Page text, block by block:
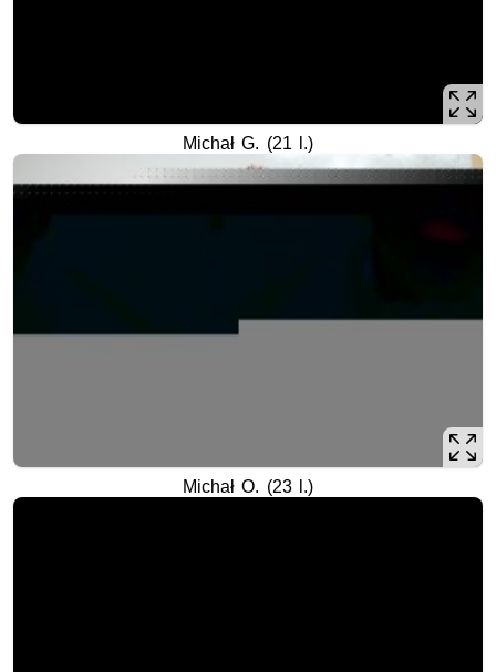
Michał G. (21 l.)
Michał O. (23 l.)